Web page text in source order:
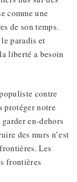
comme une
de son temps.
paradis et
liberté a besoin
contre
protéger notre
en-dehors
des murs n’est
Les
frontières